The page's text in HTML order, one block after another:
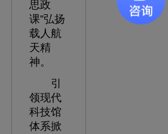
思政
课”弘扬
载人航
天精
神。
引
领现代
科技馆
体系掀